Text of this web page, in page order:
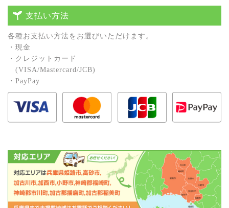
支払い方法
各種お⽀払い⽅法をお選びいただけます。
・現⾦
・クレジットカード
(VISA/Mastercard/JCB)
・PayPay